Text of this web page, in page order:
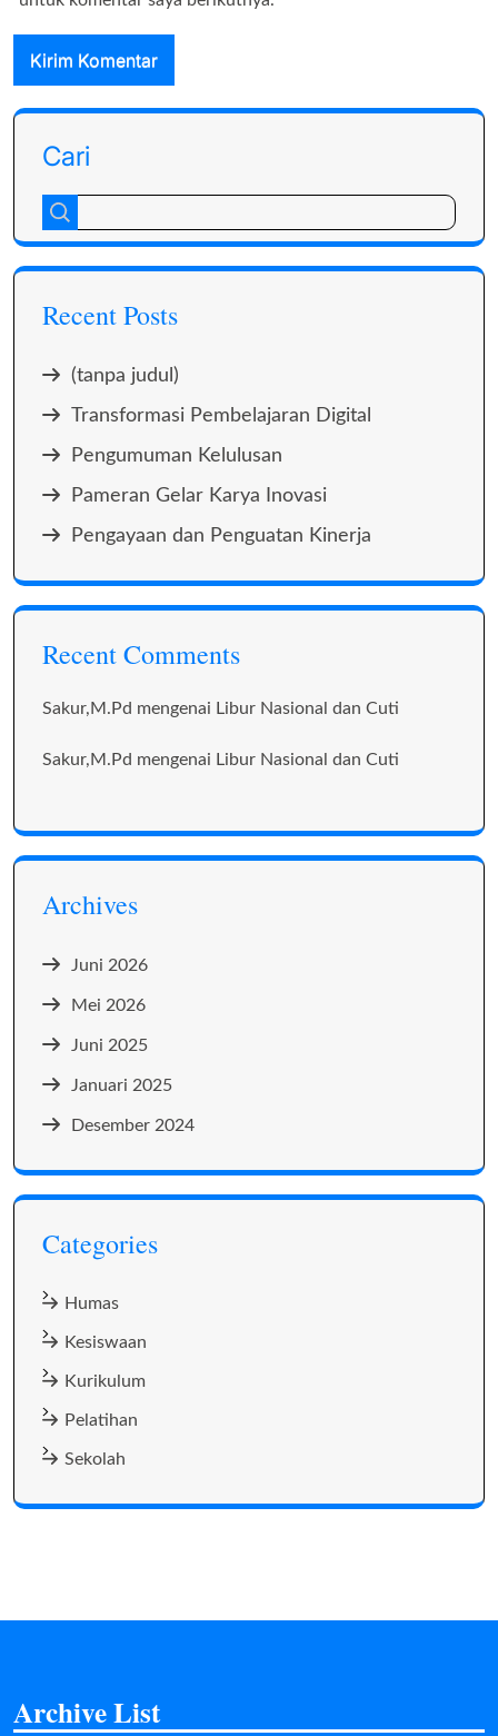
Cari
Recent Posts
(tanpa judul)
Transformasi Pembelajaran Digital
Pengumuman Kelulusan
Pameran Gelar Karya Inovasi
Pengayaan dan Penguatan Kinerja
Recent Comments
Sakur,M.Pd mengenai Libur Nasional dan Cuti
Sakur,M.Pd mengenai Libur Nasional dan Cuti
Archives
Juni 2026
Mei 2026
Juni 2025
Januari 2025
Desember 2024
Categories
Humas
Kesiswaan
Kurikulum
Pelatihan
Sekolah
Archive List